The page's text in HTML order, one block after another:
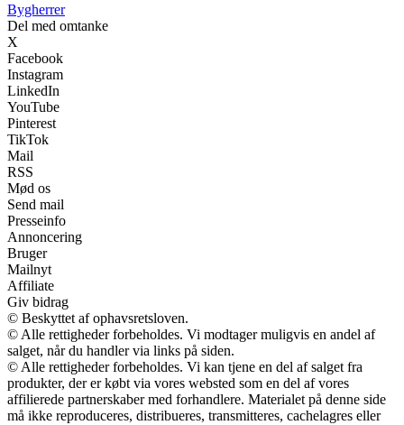
Bygherrer
Del med omtanke
X
Facebook
Instagram
LinkedIn
YouTube
Pinterest
TikTok
Mail
RSS
Mød os
Send mail
Presseinfo
Annoncering
Bruger
Mailnyt
Affiliate
Giv bidrag
© Beskyttet af ophavsretsloven.
© Alle rettigheder forbeholdes. Vi modtager muligvis en andel af
salget, når du handler via links på siden.
© Alle rettigheder forbeholdes. Vi kan tjene en del af salget fra
produkter, der er købt via vores websted som en del af vores
affilierede partnerskaber med forhandlere. Materialet på denne side
må ikke reproduceres, distribueres, transmitteres, cachelagres eller